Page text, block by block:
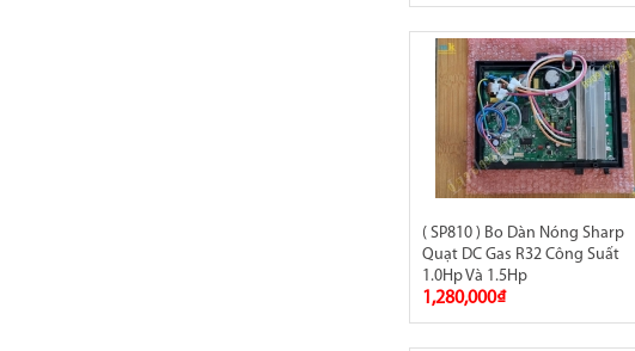
( SP810 ) Bo Dàn Nóng Sharp
Quạt DC Gas R32 Công Suất
1.0Hp Và 1.5Hp
1,280,000₫